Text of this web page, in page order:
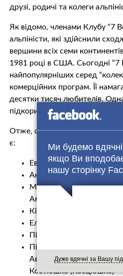
Ми будемо
якщо Ви
нашу сторінку
Дуже вдячні за Вашу
друзі, родичі та колеги
Як відомо, членами Клубу “7
альпіністи, які здійснили
вершини всіх семи
1981 році в США. Сьогодні “7
найпопулярніших серед
комерційних програм. Її
десятки тисяч любителів.
підкорили щонайменше 300
Отже, сімома найвищими
є:
Еверест (Джомолунгма)
Аконкагуа – 6 962
Мак-Кінлі (Деналі) – 6
Америка;
Кіліманджаро – 5 895
Ельбрус – 5 642 метрів,
Пік Вінсон – 4 897
Піраміда Карстенса
Австралія та Океанія
Костюшко (Косцюшко) –